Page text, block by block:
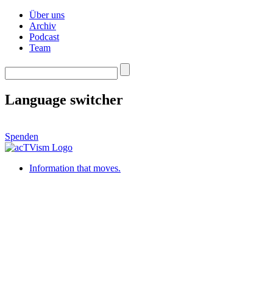
Über uns
Archiv
Podcast
Team
Language switcher
Spenden
Information that moves.